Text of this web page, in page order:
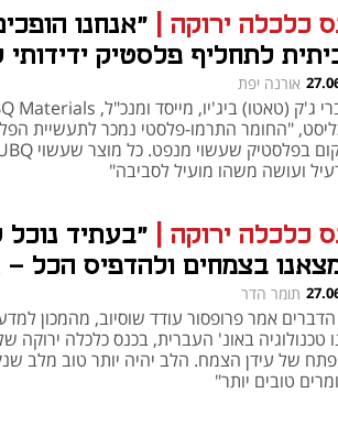
כלכלה ירוקה
"אנחנו
לתחליף פלסטיק
אורנה יפת
"החומר התרמו-פלסטי נמכר לתעשיית
ועושה משהו מועיל לסביבה"
כלכלה ירוקה
"בעתיד נוכל
בצמחים ולהדפיס הכל -
תומר הדר
אמר פרופסור עודד שוסיוב, מהמכון
טכנולוגיה באונ' העברית, בכנס כלכלה ירוקה
של עידן הצמח. הלב יהיה יותר טוב מלב
טובים יותר"